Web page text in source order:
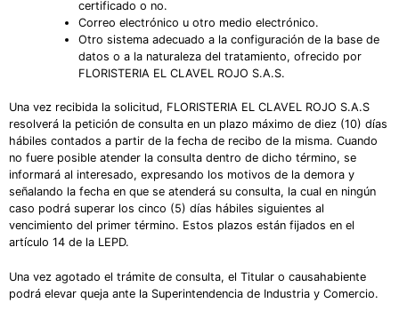
certificado o no.
Correo electrónico u otro medio electrónico.
Otro sistema adecuado a la configuración de la base de
datos o a la naturaleza del tratamiento, ofrecido por
FLORISTERIA EL CLAVEL ROJO S.A.S.
Una vez recibida la solicitud, FLORISTERIA EL CLAVEL ROJO S.A.S
resolverá la petición de consulta en un plazo máximo de diez (10) días
hábiles contados a partir de la fecha de recibo de la misma. Cuando
no fuere posible atender la consulta dentro de dicho término, se
informará al interesado, expresando los motivos de la demora y
señalando la fecha en que se atenderá su consulta, la cual en ningún
caso podrá superar los cinco (5) días hábiles siguientes al
vencimiento del primer término. Estos plazos están fijados en el
artículo 14 de la LEPD.
Una vez agotado el trámite de consulta, el Titular o causahabiente
podrá elevar queja ante la Superintendencia de Industria y Comercio.